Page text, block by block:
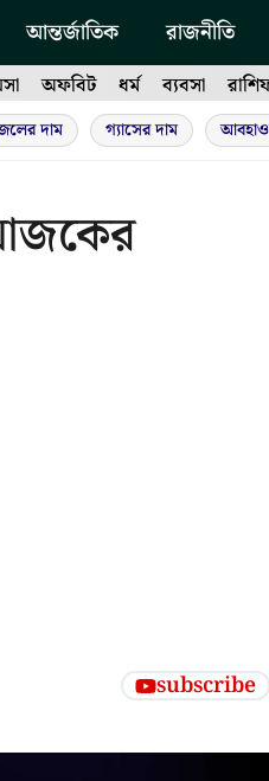
আন্তর্জাতিক রাজনীতি
অফবিট ধর্ম ব্যবসা
দাম গ্যাসের দাম
আজকের
subscribe